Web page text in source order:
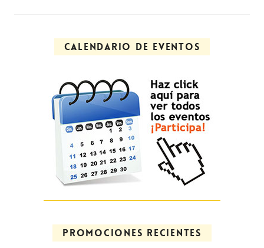
CALENDARIO DE EVENTOS
PROMOCIONES RECIENTES